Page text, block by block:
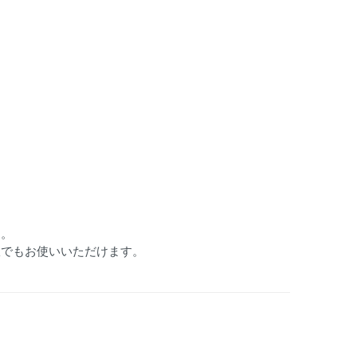
もお使いいただけます。